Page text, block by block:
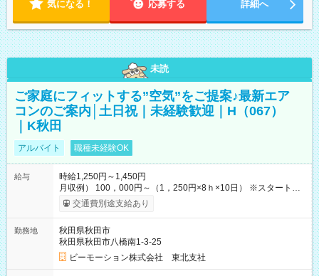
気になる！ 応募する 詳細へ
未読
ご家庭にフィットする”空気”をご提案♪最新エア
コンのご案内│土日祝｜未経験歓迎｜H（067）
｜K秋田
アルバイト 職種未経験OK
給与
時給1,250円～1,450円
月収例） 100，000円～（1，250円×8ｈ×10日） ※スタート時
給は経験・能力等を考慮 【給与支給日】 月末締めの翌月15日払
い ＊15日が土日祝の場合は前日の平日 ＊日払いも選べます！
場合ガソリン代を支給（勤務地などの条件・規定あり） 【試用
期間】試用期間なし
交通費別途支給あり
勤務地
秋田県秋田市
秋田県秋田市八橋南1-3-25
ビーモーション株式会社 東北支社